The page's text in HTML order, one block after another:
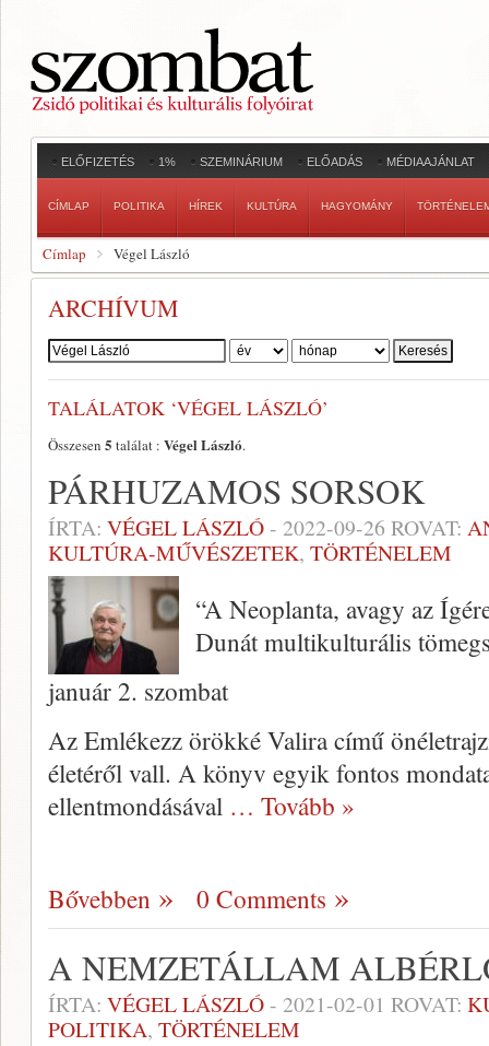
ELŐFIZETÉS 1% SZEMINÁRIUM ELŐADÁS MÉDIAAJÁNLAT
CÍMLAP POLITIKA HÍREK KULTÚRA HAGYOMÁNY
Címlap Végel László
ARCHÍVUM
Szerző:
TALÁLATOK ‘VÉGEL LÁSZLÓ’
Összesen 5 találat : Végel László.
PÁRHUZAMOS SORSOK
ÍRTA: VÉGEL LÁSZLÓ- 2022-09-26 ROVAT:
KULTÚRA-MŰVÉSZETEK, TÖRTÉNELEM
“A Neoplanta, avagy az
Dunát multikulturális
január 2. szombat
Az Emlékezz örökké Valira című
életéről vall. A könyv egyik fontos
ellentmondásával … Tovább »
Bővebben 0 Comments
A NEMZETÁLLAM
ÍRTA: VÉGEL LÁSZLÓ- 2021-02-01 ROVAT:
POLITIKA, TÖRTÉNELEM